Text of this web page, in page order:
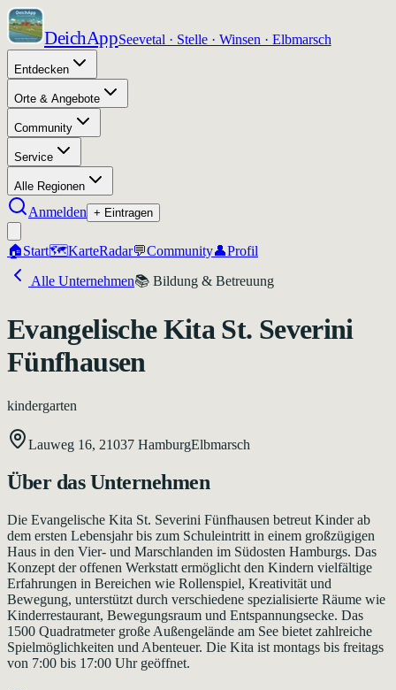
DeichAppSeevetal · Stelle · Winsen · Elbmarsch
Entdecken
Orte & Angebote
Community
Service
Alle Regionen
Anmelden + Eintragen
🏠Start🗺️KarteRadar💬Community👤Profil
Alle Unternehmen📚 Bildung & Betreuung
Evangelische Kita St. Severini
Fünfhausen
kindergarten
Lauweg 16, 21037 HamburgElbmarsch
Über das Unternehmen
Die Evangelische Kita St. Severini Fünfhausen betreut Kinder ab
dem ersten Lebensjahr bis zum Schuleintritt in einem großzügigen
Haus in den Vier- und Marschlanden im Südosten Hamburgs. Das
Konzept der offenen Werkstatt ermöglicht den Kindern vielfältige
Erfahrungen in Bereichen wie Rollenspiel, Kreativität und
Bewegung, unterstützt durch verschiedene spezialisierte Räume wie
Kinderrestaurant, Bewegungsraum und Entspannungsecke. Das
1500 Quadratmeter große Außengelände am See bietet zahlreiche
Spielmöglichkeiten und Abenteuer. Die Kita ist montags bis freitags
von 7:00 bis 17:00 Uhr geöffnet.